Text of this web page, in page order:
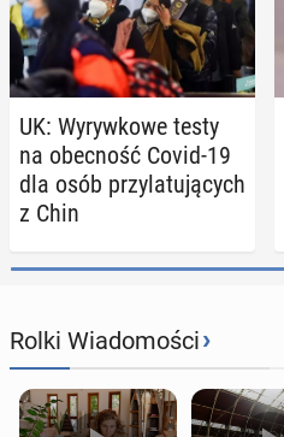
UK: Wy­ryw­ko­we testy
na obec­ność Covid-19
dla osób przy­la­tu­ją­cych
z Chin
Rolki Wiadomości›